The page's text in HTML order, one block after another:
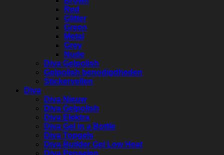
Red
Glitter
Green
Metal
Grey
Nude
Diva Gelpolish
Gelpolish benodigdheden
Stickervellen
Diva
Diva Nieuw
Diva Gelpolish
Diva Elektra
Diva Gel in a Bottle
Diva Topgels
Diva Builder Gel Low Heat